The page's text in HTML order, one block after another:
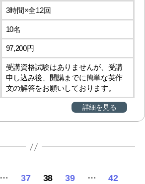
3時間×全12回
10名
97,200円
受講資格試験はありませんが、受講
申し込み後、開講までに簡単な英作
文の解答をお願いしております。
詳細を見る
… 37 38 39 …
42